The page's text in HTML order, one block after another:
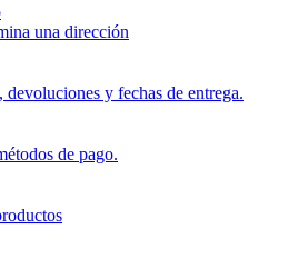
una dirección
devoluciones y fechas de entrega.
de pago.